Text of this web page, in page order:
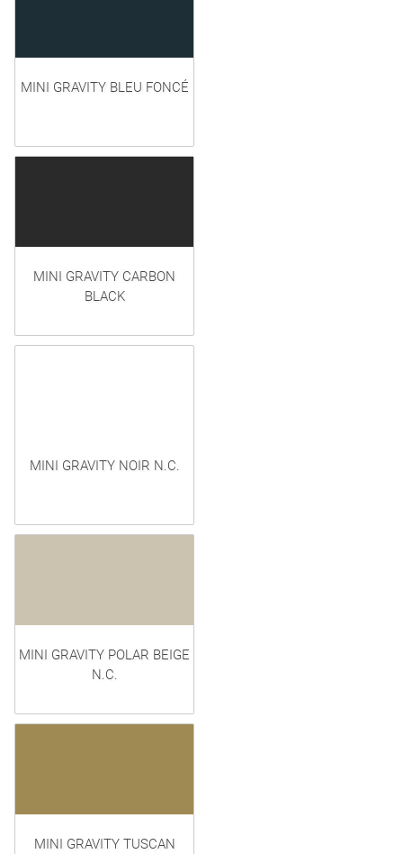
MINI GRAVITY BLEU FONCÉ
MINI GRAVITY CARBON
BLACK
MINI GRAVITY NOIR N.C.
MINI GRAVITY POLAR BEIGE
N.C.
MINI GRAVITY TUSCAN